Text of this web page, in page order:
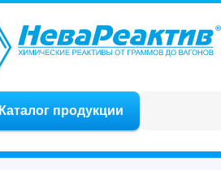
Каталог продукции